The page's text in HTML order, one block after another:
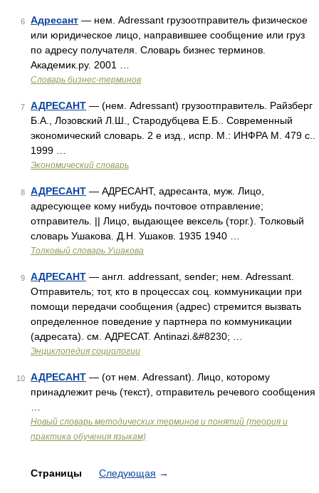
6 Адресант — нем. Adressant грузоотправитель физическое
или юридическое лицо, направившее сообщение или груз
по адресу получателя. Словарь бизнес терминов.
Академик.ру. 2001 …
Словарь бизнес-терминов
7 АДРЕСАНТ — (нем. Adressant) грузоотправитель. Райзберг
Б.А., Лозовский Л.Ш., Стародубцева Е.Б.. Современный
экономический словарь. 2 е изд., испр. М.: ИНФРА М. 479 с..
1999 …
Экономический словарь
8 АДРЕСАНТ — АДРЕСАНТ, адресанта, муж. Лицо,
адресующее кому нибудь почтовое отправление;
отправитель. || Лицо, выдающее вексель (торг.). Толковый
словарь Ушакова. Д.Н. Ушаков. 1935 1940 …
Толковый словарь Ушакова
9 АДРЕСАНТ — англ. addressant, sender; нем. Adressant.
Отправитель; тот, кто в процессах соц. коммуникации при
помощи передачи сообщения (адрес) стремится вызвать
определенное поведение у партнера по коммуникации
(адресата). см. АДРЕСАТ. Antinazi.&#8230; …
Энциклопедия социологии
10 АДРЕСАНТ — (от нем. Adressant). Лицо, которому
принадлежит речь (текст), отправитель речевого сообщения
Новый словарь методических терминов и понятий (теория и
практика обучения языкам)
Страницы Следующая →